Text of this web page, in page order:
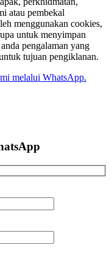
atau pembekal
menggunakan cookies,
untuk menyimpan
pengalaman yang
tujuan pengiklanan.
melalui WhatsApp.